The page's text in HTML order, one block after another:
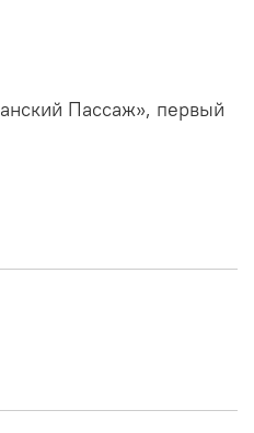
Пассаж», первый